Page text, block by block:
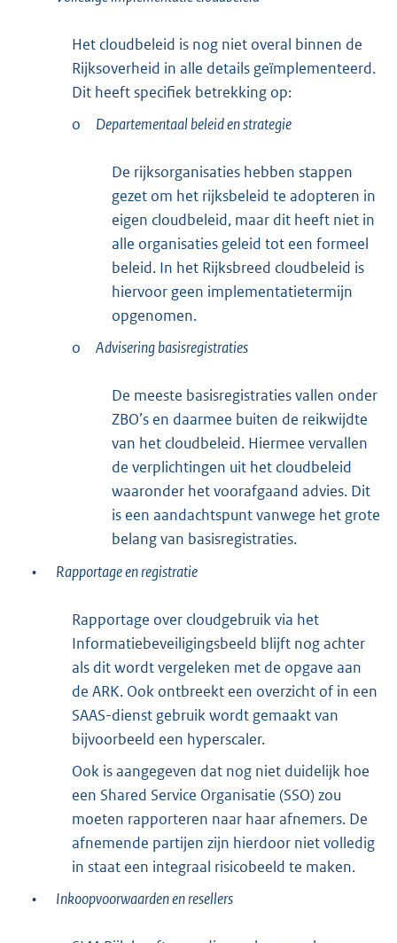
Het cloudbeleid is nog niet overal binnen de
Rijksoverheid in alle details geïmplementeerd.
Dit heeft specifiek betrekking op:
o
Departementaal beleid en strategie
De rijksorganisaties hebben stappen
gezet om het rijksbeleid te adopteren in
eigen cloudbeleid, maar dit heeft niet in
alle organisaties geleid tot een formeel
beleid. In het Rijksbreed cloudbeleid is
hiervoor geen implementatietermijn
opgenomen.
o
Advisering basisregistraties
De meeste basisregistraties vallen onder
ZBO’s en daarmee buiten de reikwijdte
van het cloudbeleid. Hiermee vervallen
de verplichtingen uit het cloudbeleid
waaronder het voorafgaand advies. Dit
is een aandachtspunt vanwege het grote
belang van basisregistraties.
•
Rapportage en registratie
Rapportage over cloudgebruik via het
Informatiebeveiligingsbeeld blijft nog achter
als dit wordt vergeleken met de opgave aan
de ARK. Ook ontbreekt een overzicht of in een
SAAS-dienst gebruik wordt gemaakt van
bijvoorbeeld een hyperscaler.
Ook is aangegeven dat nog niet duidelijk hoe
een Shared Service Organisatie (SSO) zou
moeten rapporteren naar haar afnemers. De
afnemende partijen zijn hierdoor niet volledig
in staat een integraal risicobeeld te maken.
•
Inkoopvoorwaarden en resellers